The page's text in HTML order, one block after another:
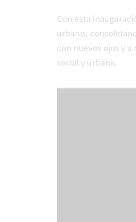
Con esta
urbano,
con nuevos ojos y
social y urbana.